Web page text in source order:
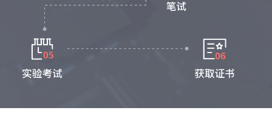
活
的